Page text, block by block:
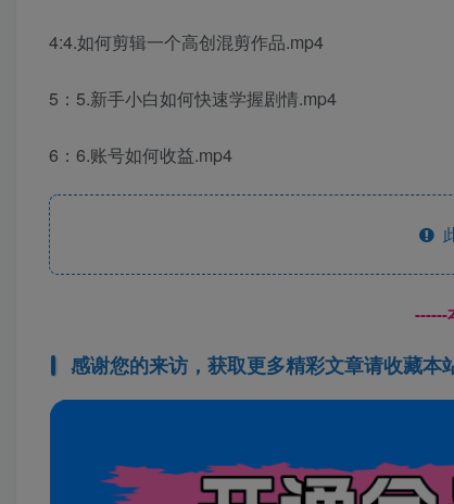
4:4.如何剪辑一个高创混剪作品.mp4
5：5.新手小白如何快速学握剧情.mp4
6：6.账号如何收益.mp4
------
感谢您的来访，获取更多精彩文章请收藏本